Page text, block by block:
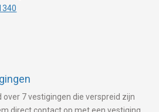
over 7 vestigingen die verspreid zijn